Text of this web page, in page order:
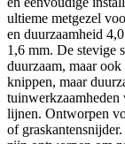
ultieme metgezel
en duurzaamheid
1,6 mm. De stevige
duurzaam, maar
knippen, maar
tuinwerkzaamheden
lijnen. Ontworpen
of